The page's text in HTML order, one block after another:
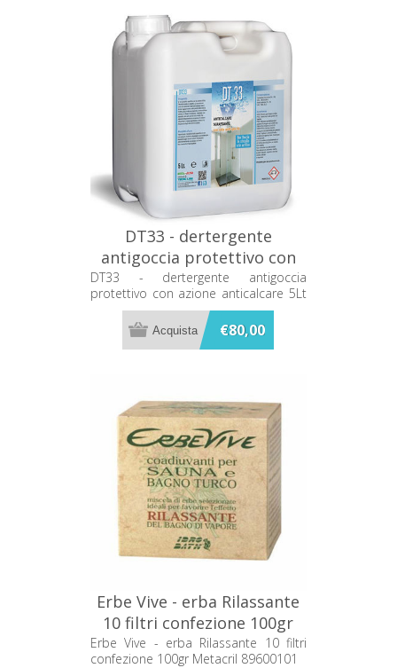
DT33 - dertergente
antigoccia protettivo con
azione anticalcare 5Lt
Metacril 07200501
DT33 - dertergente antigoccia
protettivo con azione anticalcare 5Lt
Metacril 07200501
€80,00
Erbe Vive - erba Rilassante
10 filtri confezione 100gr
Metacril 89600101
Erbe Vive - erba Rilassante 10 filtri
confezione 100gr Metacril 89600101